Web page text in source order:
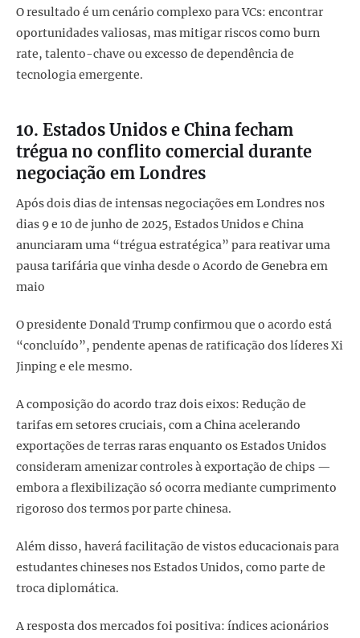
O resultado é um cenário complexo para VCs: encontrar
oportunidades valiosas, mas mitigar riscos como burn
rate, talento-chave ou excesso de dependência de
tecnologia emergente.
10. Estados Unidos e China fecham
trégua no conflito comercial durante
negociação em Londres
Após dois dias de intensas negociações em Londres nos
dias 9 e 10 de junho de 2025, Estados Unidos e China
anunciaram uma “trégua estratégica” para reativar uma
pausa tarifária que vinha desde o Acordo de Genebra em
maio
O presidente Donald Trump confirmou que o acordo está
“concluído”, pendente apenas de ratificação dos líderes Xi
Jinping e ele mesmo.
A composição do acordo traz dois eixos: Redução de
tarifas em setores cruciais, com a China acelerando
exportações de terras raras enquanto os Estados Unidos
consideram amenizar controles à exportação de chips —
embora a flexibilização só ocorra mediante cumprimento
rigoroso dos termos por parte chinesa.
Além disso, haverá facilitação de vistos educacionais para
estudantes chineses nos Estados Unidos, como parte de
troca diplomática.
A resposta dos mercados foi positiva: índices acionários